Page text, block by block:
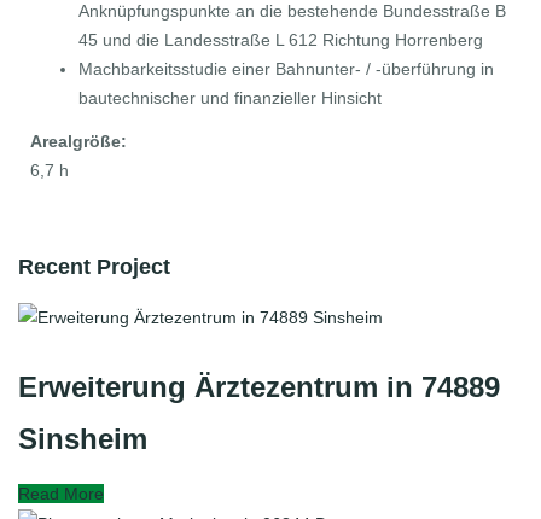
Anknüpfungspunkte an die bestehende Bundesstraße B
45 und die Landesstraße L 612 Richtung Horrenberg
Machbarkeitsstudie einer Bahnunter- / -überführung in
bautechnischer und finanzieller Hinsicht
Arealgröße:
6,7 h
Recent Project
Erweiterung Ärztezentrum in 74889
Sinsheim
Read More